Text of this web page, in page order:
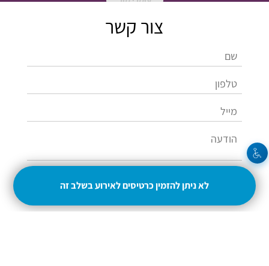
צור קשר
שלחולא ניתן להזמין כרטיסים לאירוע בשלב זה